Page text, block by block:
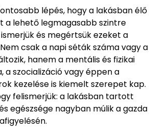
lépés, hogy a lakásban élő
a lehető legmagasabb szintre
és megértsük ezeket a
csak a napi séták száma vagy a
hanem a mentális és fizikai
a szocializáció vagy éppen a
kezelése is kiemelt szerepet kap.
felismerjük: a lakásban tartott
egészsége nagyban múlik a gazda